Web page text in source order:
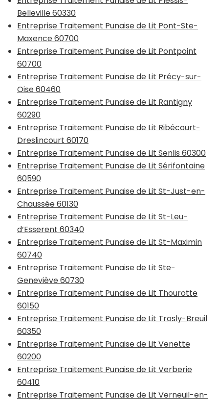
Belleville 60330
Entreprise Traitement Punaise de Lit Pont-Ste-
Maxence 60700
Entreprise Traitement Punaise de Lit Pontpoint
60700
Entreprise Traitement Punaise de Lit Précy-sur-
Oise 60460
Entreprise Traitement Punaise de Lit Rantigny
60290
Entreprise Traitement Punaise de Lit Ribécourt-
Dreslincourt 60170
Entreprise Traitement Punaise de Lit Senlis 60300
Entreprise Traitement Punaise de Lit Sérifontaine
60590
Entreprise Traitement Punaise de Lit St-Just-en-
Chaussée 60130
Entreprise Traitement Punaise de Lit St-Leu-
d’Esserent 60340
Entreprise Traitement Punaise de Lit St-Maximin
60740
Entreprise Traitement Punaise de Lit Ste-
Geneviève 60730
Entreprise Traitement Punaise de Lit Thourotte
60150
Entreprise Traitement Punaise de Lit Trosly-Breuil
60350
Entreprise Traitement Punaise de Lit Venette
60200
Entreprise Traitement Punaise de Lit Verberie
60410
Entreprise Traitement Punaise de Lit Verneuil-en-